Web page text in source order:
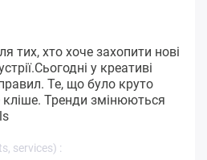
тих, хто хоче захопити нові
у креативі
Те, що було круто
кліше. Тренди змінюються
services) :